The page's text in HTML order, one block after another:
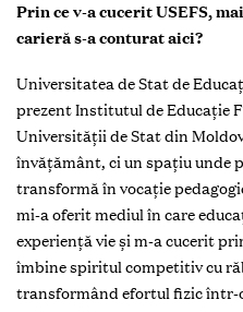
Prin ce v-a cucerit USEFS,
carieră s-a conturat aici?
Universitatea de Stat de
prezent Institutul de Educație
Universității de Stat din
învățământ, ci un spațiu unde
transformă în vocație
mi-a oferit mediul în care
experiență vie și m-a cucerit
îmbine spiritul competitiv cu
transformând efortul fizic într-